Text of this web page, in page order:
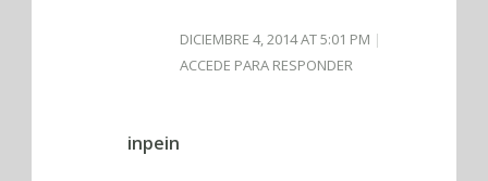
DICIEMBRE 4, 2014 AT 5:01 PM
ACCEDE PARA RESPONDER
inpein